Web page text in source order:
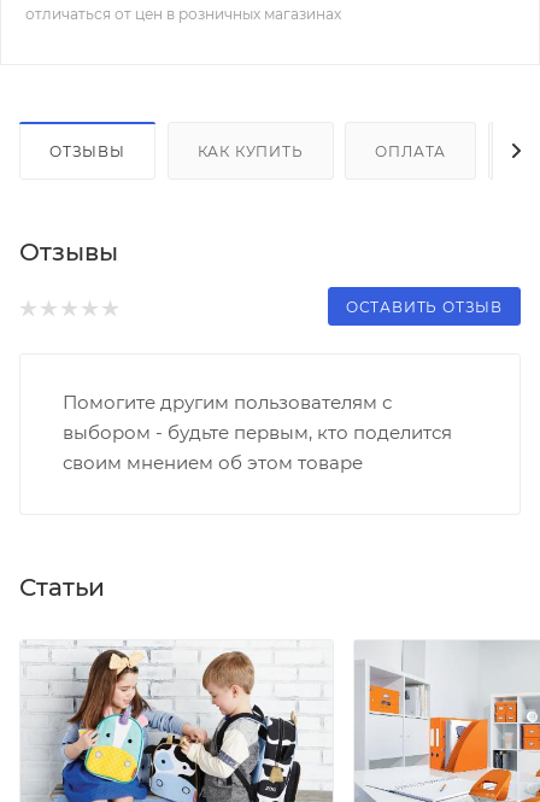
отличаться от цен в розничных магазинах
ОТЗЫВЫ КАК КУПИТЬ ОПЛАТА
Отзывы
ОСТАВИТЬ ОТЗЫВ
Помогите другим пользователям с
выбором - будьте первым, кто поделится
своим мнением об этом товаре
Статьи